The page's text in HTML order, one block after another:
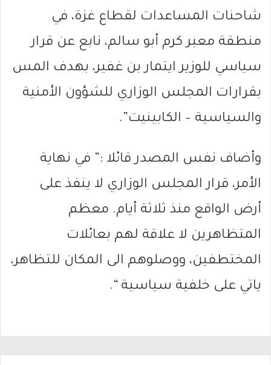
شاحنات المساعدات لقطاع غزة، في
منطقة معبر كرم أبو سالم، نابع عن قرار
سياسي للوزير ايتمار بن غفير، بهدف المس
بقرارات المجلس الوزاري للشؤون الأمنية
والسياسية – الكابينيت”.
وأضاف نفس المصدر قائلا :” في نهاية
الأمر، قرار المجلس الوزاري لا ينفذ على
أرض الواقع منذ ثلاثة أيام. معظم
المتظاهرين لا علاقة لهم بعائلات
المختطفين، ووصلوهم الى المكان للتظاهر،
ياتي على خلفية سياسية “.